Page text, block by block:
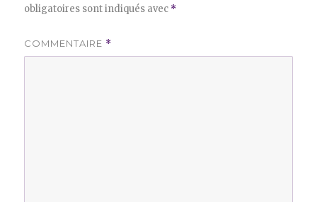
obligatoires sont indiqués avec *
COMMENTAIRE *